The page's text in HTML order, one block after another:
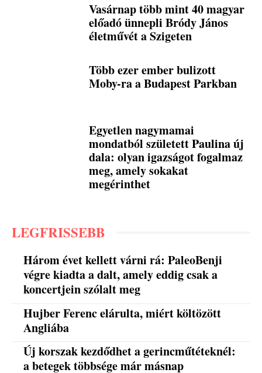
Vasárnap több mint 40 magyar
előadó ünnepli Bródy János
életművét a Szigeten
Több ezer ember bulizott
Moby-ra a Budapest Parkban
Egyetlen nagymamai
mondatból született Paulina új
dala: olyan igazságot fogalmaz
meg, amely sokakat
megérinthet
LEGFRISSEBB
Három évet kellett várni rá: PaleoBenji
végre kiadta a dalt, amely eddig csak a
koncertjein szólalt meg
Hujber Ferenc elárulta, miért költözött
Angliába
Új korszak kezdődhet a gerincműtéteknél:
a betegek többsége már másnap